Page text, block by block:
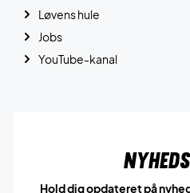
Løvens hule
Jobs
YouTube-kanal
Hold dig opdateret på